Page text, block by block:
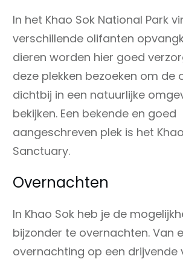
In het Khao Sok National Park
verschillende olifanten
dieren worden hier goed
deze plekken bezoeken om de
dichtbij in een natuurlijke
bekijken. Een bekende en goed
aangeschreven plek is het
Sanctuary.
Overnachten
In Khao Sok heb je de
bijzonder te overnachten. Van
overnachting op een drijvende